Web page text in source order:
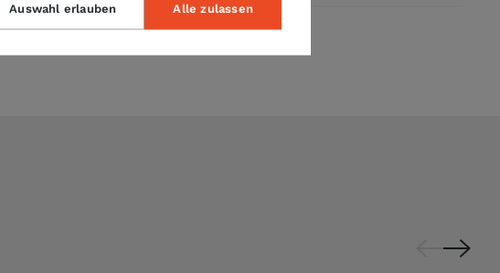
Auswahl erlauben Alle zulassen